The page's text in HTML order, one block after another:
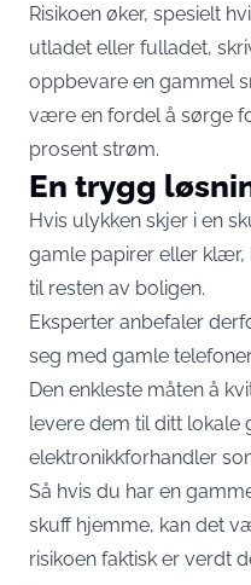
Risikoen øker, spesielt
utladet eller fulladet,
oppbevare en gammel
være en fordel å sørge
prosent strøm.
En trygg
Hvis ulykken skjer i en
gamle papirer eller klær,
til resten av boligen.
Eksperter anbefaler
seg med gamle
Den enkleste måten å
levere dem til ditt lokale
elektronikkforhandler
Så hvis du har en
skuff hjemme, kan det
risikoen faktisk er verdt